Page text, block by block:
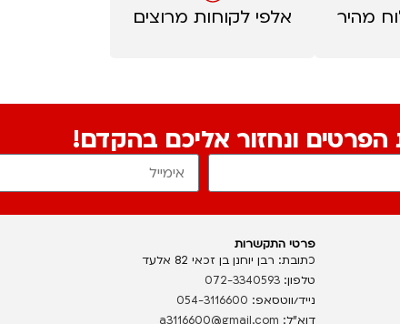
מהיר אלפי לקוחות מרוצים
הפרטים ונחזור אליכם בהקדם!
פרטי התקשרות
כתובת: רבן יוחנן בן זכאי 82 אלעד
טלפון: 072-3340593
נייד/ווטסאפ: 054-3116600
דוא”ל: a3116600@gmail.com